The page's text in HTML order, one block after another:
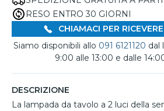
RESO ENTRO 30 GIORNI
CHIAMACI PER
Siamo disponibili allo 091 6121120 dal
9:00 alle 13:00 e dalle
DESCRIZIONE
La lampada da tavolo a 2 luci della